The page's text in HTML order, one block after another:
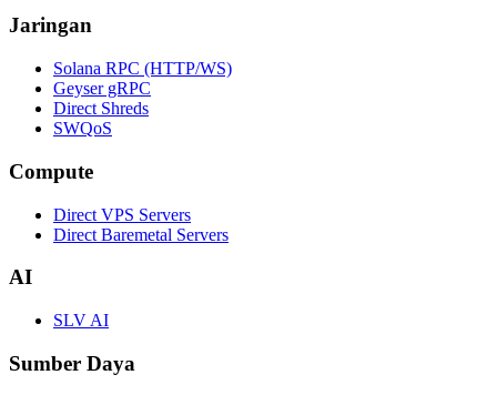
Jaringan
Solana RPC (HTTP/WS)
Geyser gRPC
Direct Shreds
SWQoS
Compute
Direct VPS Servers
Direct Baremetal Servers
AI
SLV AI
Sumber Daya